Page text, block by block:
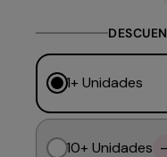
1+ Unidades
10+ Unidades